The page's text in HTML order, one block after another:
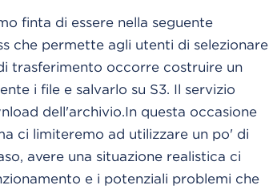
finta di essere nella seguente
che permette agli utenti di selezionare
trasferimento occorre costruire un
i file e salvarlo su S3. Il servizio
dell'archivio.In questa occasione
ci limiteremo ad utilizzare un po' di
avere una situazione realistica ci
e i potenziali problemi che